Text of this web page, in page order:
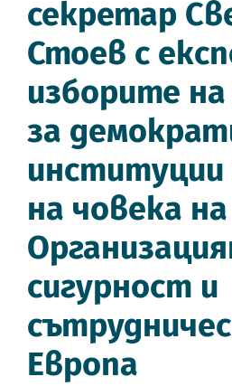
секретар
Стоев с
изборите
за
институции
на човека на
сигурност и
Европа